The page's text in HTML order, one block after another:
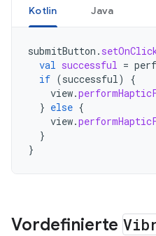
Kotlin Java
submitButton .
val successful =
if (successful)
{
view.
} else {
view.
}
}
Vordefinierte